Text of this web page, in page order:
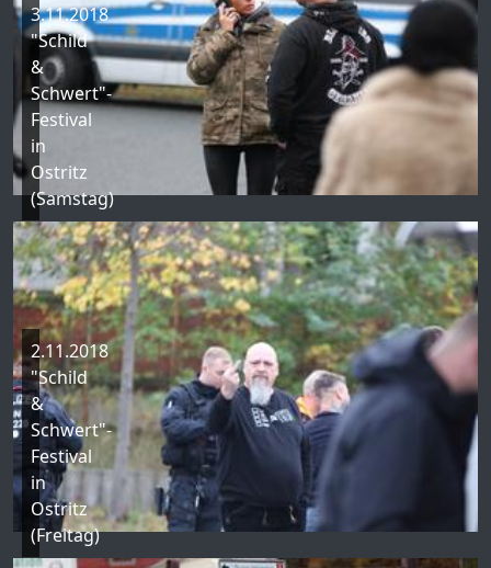
3.11.2018
"Schild
&
Schwert"-
Festival
in
Ostritz
(Samstag)
2.11.2018
"Schild
&
Schwert"-
Festival
in
Ostritz
(Freitag)